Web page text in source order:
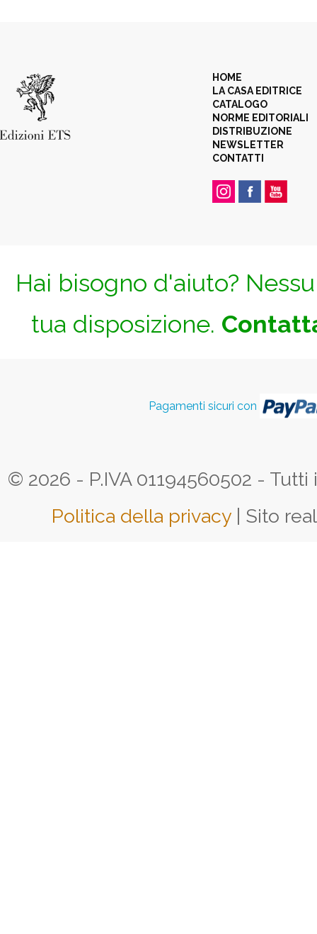
HOME
LA CASA EDITRICE
CATALOGO
NORME EDITORIALI
DISTRIBUZIONE
NEWSLETTER
CONTATTI
Hai bisogno d'aiuto?
tua disposizione.
Pagamenti sicuri con
© 2026 - P.IVA 01194560502 -
Politica della privacy | Sito